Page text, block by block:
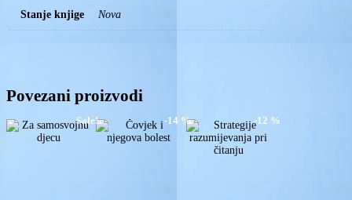
Stanje knjige Nova
Povezani proizvodi
Sale! -14 % -12 %